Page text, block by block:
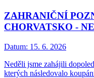
ZAHRANIČNÍ
CHORVATSKO -
Datum: 15. 6. 2026
Neděli jsme zahájili
kterých následovalo